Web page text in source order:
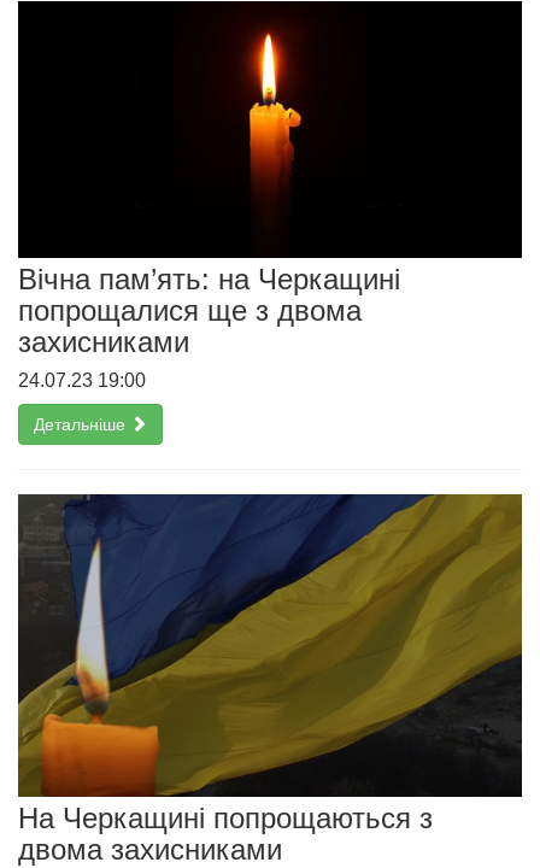
Вічна пам’ять: на Черкащині
попрощалися ще з двома
захисниками
24.07.23 19:00
Детальніше
На Черкащині попрощаються з
двома захисниками